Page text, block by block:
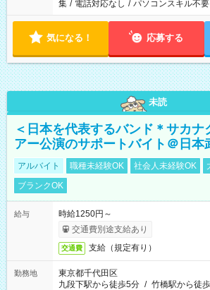
集 / 電話対応なし / パソコンスキル不要
気になる！ 応募する
未読
＜日本を代表するバンド＊サカナ
アー公演のサポートバイト＠日本
アルバイト 職種未経験OK 社会人未経験OK
ブランクOK
給与
時給1250円～
交通費別途支給あり
交通費 支給（規定有り）
勤務地
東京都千代田区
九段下駅から徒歩5分 / 竹橋駅から徒